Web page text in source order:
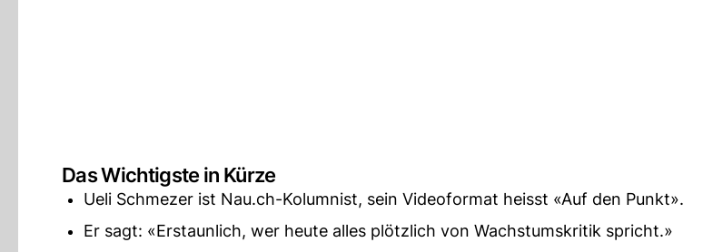
Das Wichtigste in Kürze
Ueli Schmezer ist Nau.ch-Kolumnist, sein Videoformat heisst «Auf den Punkt».
Er sagt: «Erstaunlich, wer heute alles plötzlich von Wachstumskritik spricht.»